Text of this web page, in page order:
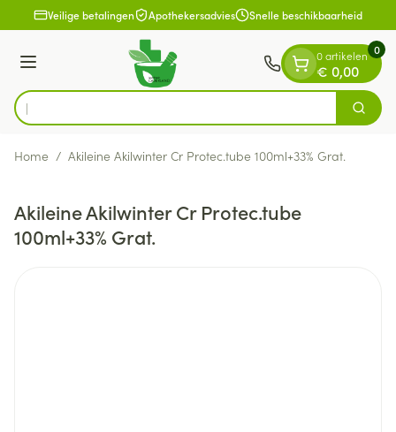
Ga naar de inhoud
1 van 1Veilige betalingen Apothekersadvies Snelle beschikbaarheid
Menu
Product, merk, categorie...
O Zoek
0 artikelen
€ 0,00
0
Home / Akileine Akilwinter Cr Protec.tube 100ml+33% Grat.
Akileine Akilwinter Cr Protec.tube
100ml+33% Grat.